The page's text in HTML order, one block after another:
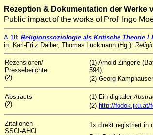
Rezeption & Dokumentation der Werke
Public impact of the works of Prof. Ingo
A-18: Religionssoziologie als Kritische Theorie /
in: Karl-Fritz Daiber, Thomas Luckmann (Hg.):
Rezensionen/
Presseberichte
(2)
(1) Arnold Zingerle
594);
(2) Georg
Abstracts
(2)
(1) Ein digitaler
(2) http://fodok.jku.at/
Zitationen
SSCI-AHCI
1x direkt registriert in